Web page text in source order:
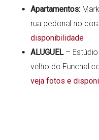
Apartamentos:
rua pedonal no
disponibilidade
ALUGUEL–
velho do Funchal
veja fotos e